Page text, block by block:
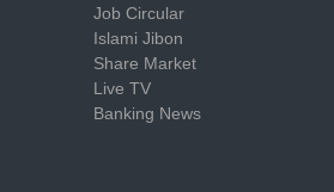
Job Circular
Islami Jibon
Share Market
Live TV
Banking News